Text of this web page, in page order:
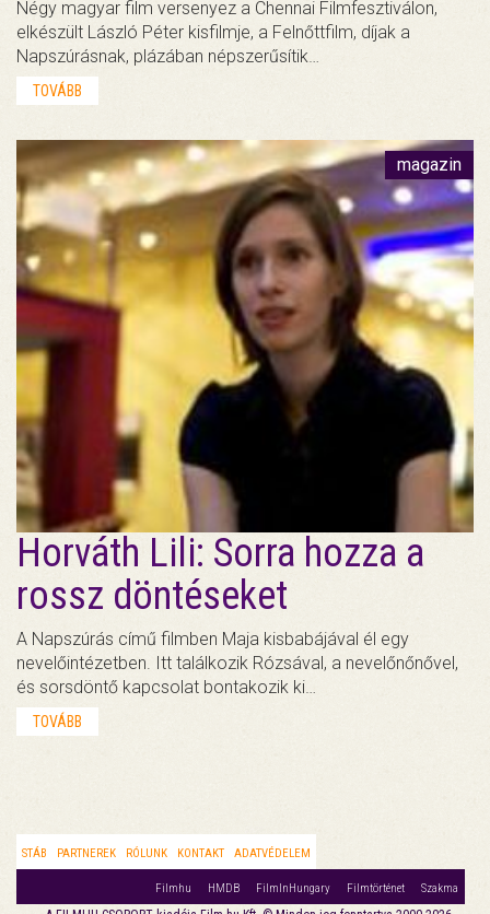
Négy magyar film versenyez a Chennai Filmfesztiválon,
elkészült László Péter kisfilmje, a Felnőttfilm, díjak a
Napszúrásnak, plázában népszerűsítik…
TOVÁBB
magazin
Horváth Lili: Sorra hozza a
rossz döntéseket
A Napszúrás című filmben Maja kisbabájával él egy
nevelőintézetben. Itt találkozik Rózsával, a nevelőnőnővel,
és sorsdöntő kapcsolat bontakozik ki…
TOVÁBB
STÁB PARTNEREK RÓLUNK KONTAKT ADATVÉDELEM
Filmhu HMDB FilmInHungary Filmtörténet Szakma